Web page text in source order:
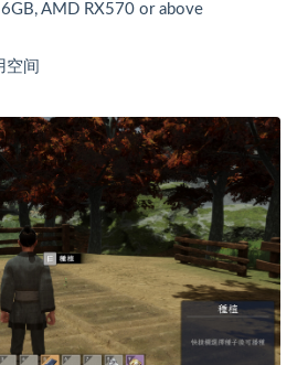
AMD RX570 or above
空间